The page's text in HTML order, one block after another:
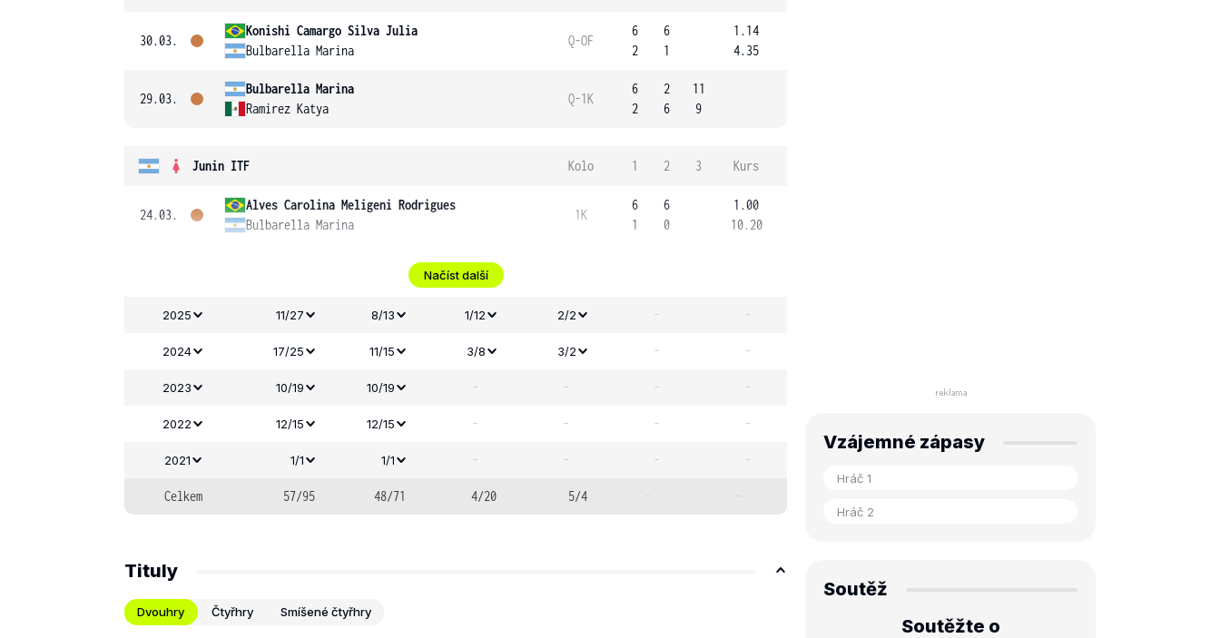
30.03.
Konishi Camargo Silva Julia
Bulbarella Marina
Q-OF
6
2
6
1
1.14
4.35
29.03.
Bulbarella Marina
Ramirez Katya
Q-1K
6
2
2
6
11
9
Junin ITF Kolo 1 2 3 Kurs
24.03.
Alves Carolina Meligeni Rodrigues
Bulbarella Marina
1K
6
1
6
0
1.00
10.20
Načíst další
2025 11/27 8/13 1/12 2/2 - -
2024 17/25 11/15 3/8 3/2 - -
2023 10/19 10/19 - - - -
2022 12/15 12/15 - - - -
2021 1/1 1/1 - - - -
Celkem 57/95 48/71 4/20 5/4 - -
Tituly
Dvouhry Čtyřhry Smíšené čtyřhry
Vzájemné zápasy
Soutěž
Soutěžte o